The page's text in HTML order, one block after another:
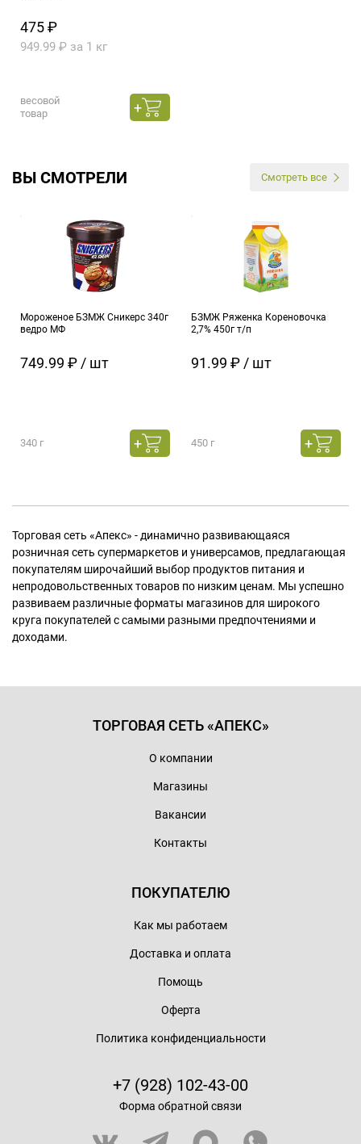
475 ₽
949.99 ₽ за 1 кг
весовой
товар
ВЫ СМОТРЕЛИ Смотреть все
Мороженое БЗМЖ Сникерс 340г
ведро МФ
749.99 ₽ / шт
340 г
БЗМЖ Ряженка Кореновочка
2,7% 450г т/п
91.99 ₽ / шт
450 г
Торговая сеть «Апекс» - динамично развивающаяся
розничная сеть супермаркетов и универсамов, предлагающая
покупателям широчайший выбор продуктов питания и
непродовольственных товаров по низким ценам. Мы успешно
развиваем различные форматы магазинов для широкого
круга покупателей с самыми разными предпочтениями и
доходами.
ТОРГОВАЯ СЕТЬ «АПЕКС»
О компании
Магазины
Вакансии
Контакты
ПОКУПАТЕЛЮ
Как мы работаем
Доставка и оплата
Помощь
Оферта
Политика конфиденциальности
+7 (928) 102-43-00
Форма обратной связи